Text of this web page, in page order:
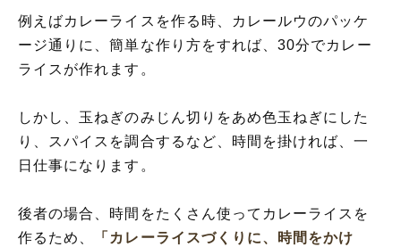
例えばカレーライスを作る時、カレールウのパッケ
ージ通りに、簡単な作り方をすれば、30分でカレー
ライスが作れます。
しかし、玉ねぎのみじん切りをあめ色玉ねぎにした
り、スパイスを調合するなど、時間を掛ければ、一
日仕事になります。
後者の場合、時間をたくさん使ってカレーライスを
作るため、
「カレーライスづくりに、時間をかけ